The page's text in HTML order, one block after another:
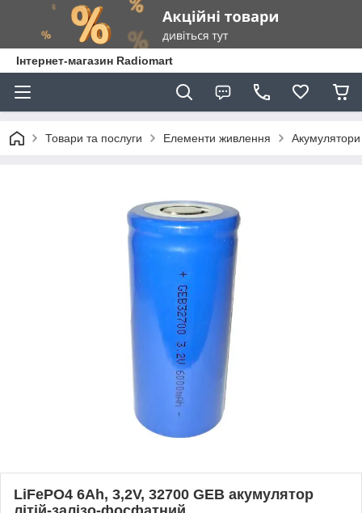
Інтернет-магазин Radiomart
Товари та послуги Елементи живлення Акумулятори
LiFePO4 6Ah, 3,2V, 32700 GEB акумулятор